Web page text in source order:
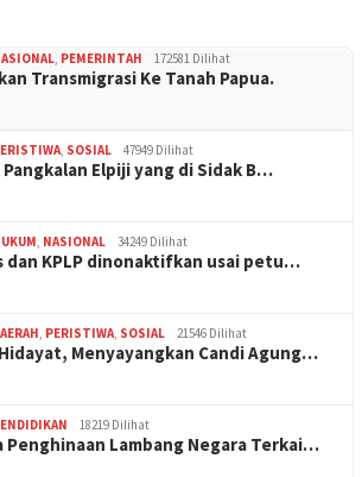
PEMERINTAH 172581 Dilihat
Transmigrasi Ke Tanah Papua.
SOSIAL 47949 Dilihat
Elpiji yang di Sidak B…
NASIONAL 34249 Dilihat
dan KPLP dinonaktifkan usai petu…
PERISTIWA SOSIAL 21546 Dilihat
Menyayangkan Candi Agung…
18219 Dilihat
Penghinaan Lambang Negara Terkai…